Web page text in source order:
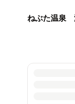
ねぶた温泉